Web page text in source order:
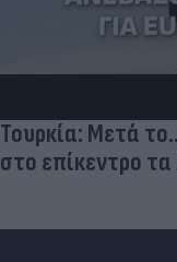
Τιμές καυσίμων:
του ρεζερβουάρ